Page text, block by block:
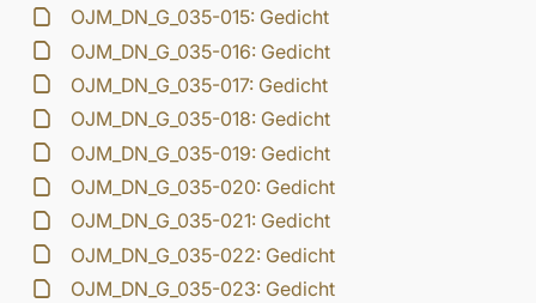
OJM_DN_G_035-015: Gedicht
OJM_DN_G_035-016: Gedicht
OJM_DN_G_035-017: Gedicht
OJM_DN_G_035-018: Gedicht
OJM_DN_G_035-019: Gedicht
OJM_DN_G_035-020: Gedicht
OJM_DN_G_035-021: Gedicht
OJM_DN_G_035-022: Gedicht
OJM_DN_G_035-023: Gedicht